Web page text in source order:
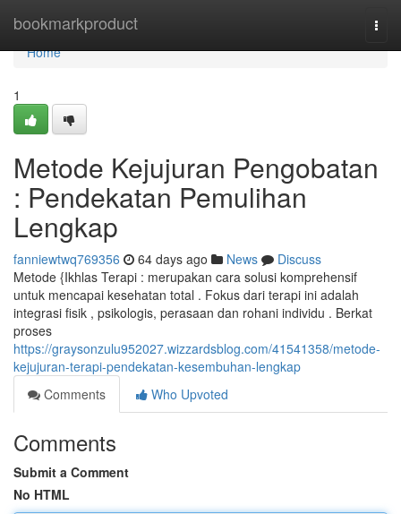
bookmarkproduct
Home
Home
1
Metode Kejujuran Pengobatan
: Pendekatan Pemulihan
Lengkap
fanniewtwq769356 64 days ago News
Discuss
Metode {Ikhlas Terapi : merupakan cara solusi komprehensif
untuk mencapai kesehatan total . Fokus dari terapi ini adalah
integrasi fisik , psikologis, perasaan dan rohani individu . Berkat
proses
https://graysonzulu952027.wizzardsblog.com/41541358/metode-
kejujuran-terapi-pendekatan-kesembuhan-lengkap
Comments
Who Upvoted
Comments
Submit a Comment
No HTML